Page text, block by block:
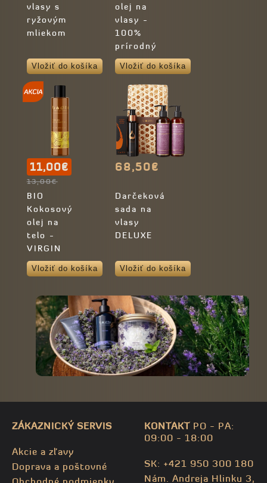
vlasy s
ryžovým
mliekom
Vložiť do košíka
olej na
vlasy -
100%
prírodný
Vložiť do košíka
11,00€
13,00€
BIO
Kokosový
olej na
telo -
VIRGIN
ORGANIC
Vložiť do košíka
68,50€
Darčeková
sada na
vlasy
DELUXE
Vložiť do košíka
ZÁKAZNICKÝ SERVIS
Akcie a zľavy
Doprava a poštovné
KONTAKTPO - PA:
09:00 - 18:00
SK: +421 950 300 180
Nám. Andreja Hlinku 3,